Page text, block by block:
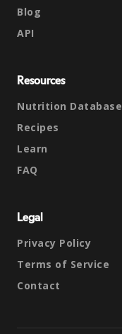
Blog
API
Resources
Nutrition Database
Recipes
Learn
FAQ
Legal
Privacy Policy
Terms of Service
Contact